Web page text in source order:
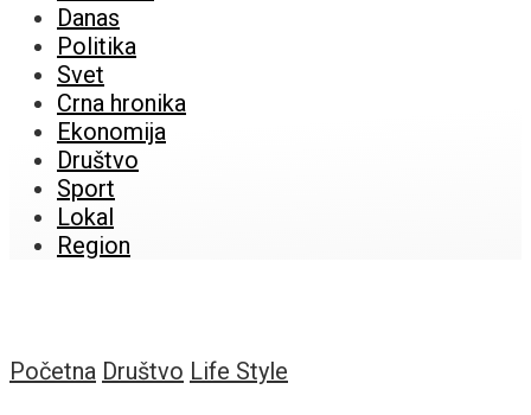
Danas
Politika
Svet
Crna hronika
Ekonomija
Društvo
Sport
Lokal
Region
Početna Društvo Life Style